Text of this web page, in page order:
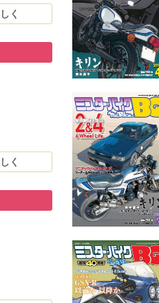
父ミューズパーク
33
歩（後編）」
、2027年のBAJA1000を目指しま
Project ＃19
001」
山会』の巻」
イエットは成功した、の巻
く
く